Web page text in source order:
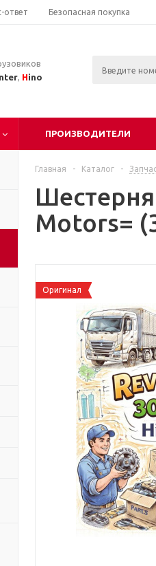
ответ Безопасная покупка
, Hino
ПРОИЗВОДИТЕЛИ
Главная - Каталог -
Motors=
Оригинал